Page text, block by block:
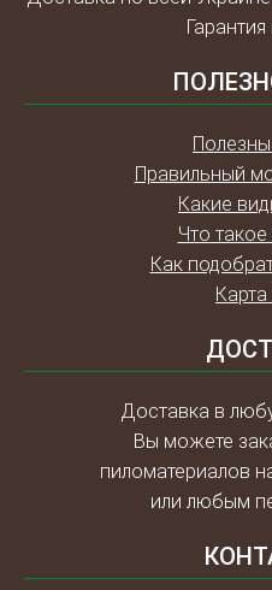
Правильный
Какие
Что
Как
Доставка в
Вы можете
пиломатериалов
или любым